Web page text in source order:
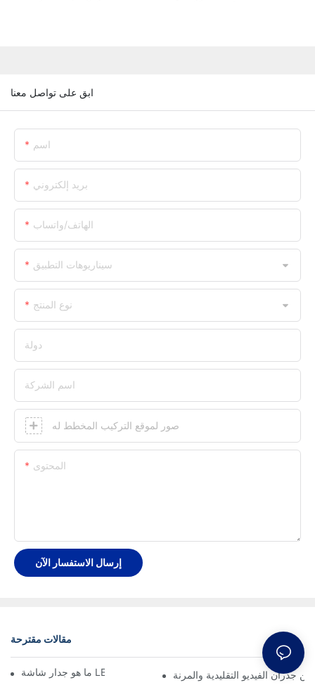
ابق على تواصل معنا
اسم
بريد إلكتروني
الهاتف/واتساب
سيناريوهات التطبيق
نوع المنتج
دولة
اسم الشركة
صور لموقع التركيب المخطط له
المحتوى
إرسال الاستفسار الآن
مقالات مقترحة
ما هو جدار شاشة LED المرن الأكثر جمالية؟جدران الفيديو التقليدية والمرنة